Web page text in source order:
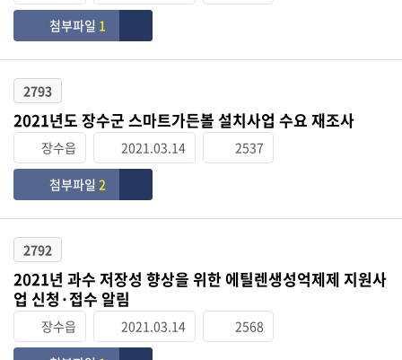
첨부파일 1
2793
2021년도 장수군 스마트가든볼 설치사업 수요 재조사
장수읍 2021.03.14 2537
첨부파일 2
2792
2021년 과수 저장성 향상을 위한 에틸렌생성억제제 지원사
업 신청·접수 알림
장수읍 2021.03.14 2568